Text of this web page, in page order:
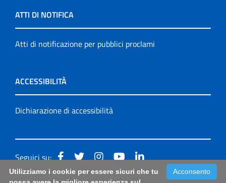
ATTI DI NOTIFICA
Atti di notificazione per pubblici proclami
ACCESSIBILITÀ
Dichiarazione di accessibilità
Seguici su:
Acconsento
Utilizziamo i cookie per essere sicuri che tu